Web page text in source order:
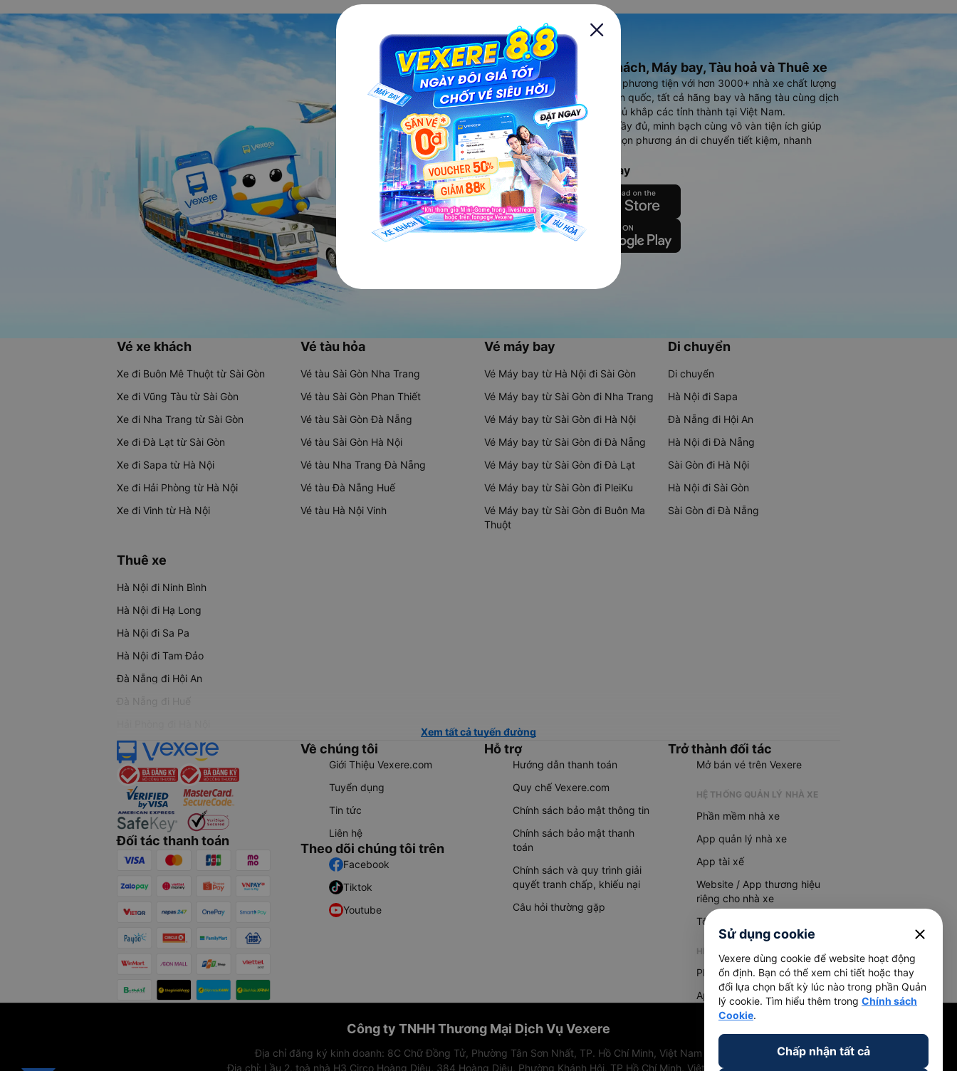
Ứng dụng đặt vé Xe khách, Máy bay, Tàu hoả và Thuê xe
Vexere - ứng dụng đặt vé đa phương tiện với hơn 3000+ nhà xe chất lượng
cao, 5000+ tuyến đường toàn quốc, tất cả hãng bay và hãng tàu cùng dịch
vụ thuê xe máy, xe du lịch phủ khắp các tỉnh thành tại Việt Nam.
Ứng dụng hiển thị thông tin đầy đủ, minh bạch cùng vô vàn tiện ích giúp
người dùng so sánh và lựa chọn phương án di chuyển tiết kiệm, nhanh
chóng và phù hợp nhất.
Tải ứng dụng Vexere ngay
Vé xe khách
Xe đi Buôn Mê Thuột từ Sài Gòn
Xe đi Vũng Tàu từ Sài Gòn
Xe đi Nha Trang từ Sài Gòn
Xe đi Đà Lạt từ Sài Gòn
Xe đi Sapa từ Hà Nội
Xe đi Hải Phòng từ Hà Nội
Xe đi Vinh từ Hà Nội
Vé tàu hỏa
Vé tàu Sài Gòn Nha Trang
Vé tàu Sài Gòn Phan Thiết
Vé tàu Sài Gòn Đà Nẵng
Vé tàu Sài Gòn Hà Nội
Vé tàu Nha Trang Đà Nẵng
Vé tàu Đà Nẵng Huế
Vé tàu Hà Nội Vinh
Vé máy bay
Vé Máy bay từ Hà Nội đi Sài Gòn
Vé Máy bay từ Sài Gòn đi Nha Trang
Vé Máy bay từ Sài Gòn đi Hà Nội
Vé Máy bay từ Sài Gòn đi Đà Nẵng
Vé Máy bay từ Sài Gòn đi Đà Lạt
Vé Máy bay từ Sài Gòn đi PleiKu
Vé Máy bay từ Sài Gòn đi Buôn Ma
Thuột
Di chuyển
Di chuyển
Hà Nội đi Sapa
Đà Nẵng đi Hội An
Hà Nội đi Đà Nẵng
Sài Gòn đi Hà Nội
Hà Nội đi Sài Gòn
Sài Gòn đi Đà Nẵng
Thuê xe
Hà Nội đi Ninh Bình
Hà Nội đi Hạ Long
Hà Nội đi Sa Pa
Hà Nội đi Tam Đảo
Đà Nẵng đi Hội An
Đà Nẵng đi Huế
Xem tất cả tuyến đường
Đối tác thanh toán
Về chúng tôi
Giới Thiệu Vexere.com
Tuyển dụng
Tin tức
Liên hệ
Theo dõi chúng tôi trên
Facebook
Tiktok
Youtube
Hỗ trợ
Hướng dẫn thanh toán
Quy chế Vexere.com
Chính sách bảo mật thông tin
Chính sách bảo mật thanh
toán
Chính sách và quy trình giải
quyết tranh chấp, khiếu nại
Câu hỏi thường gặp
Trở thành đối tác
Mở bán vé trên Vexere
HỆ THỐNG QUẢN LÝ NHÀ XE
Phần mềm nhà xe
App quản lý nhà xe
App tài xế
Website / App thương hiệu
riêng cho nhà xe
Tổng đài AI
HỆ THỐNG QUẢN LÝ HÀNG HOÁ
Phần mềm quản lý hàng hoá
App quản lý hàng hoá
Công ty TNHH Thương Mại Dịch Vụ Vexere
Địa chỉ đăng ký kinh doanh: 8C Chữ Đồng Tử, Phường Tân Sơn Nhất, TP. Hồ Chí Minh, Việt Nam
Địa chỉ: Lầu 2, toà nhà H3 Circo Hoàng Diệu, 384 Hoàng Diệu, Phường Khánh Hội, TP Hồ Chí Minh, Việt Nam
Sử dụng cookie close
Vexere dùng cookie để website hoạt động
ổn định. Bạn có thể xem chi tiết hoặc thay
đổi lựa chọn bất kỳ lúc nào trong phần Quản
lý cookie. Tìm hiểu thêm trong Chính sách
Cookie.
Chấp nhận tất cả